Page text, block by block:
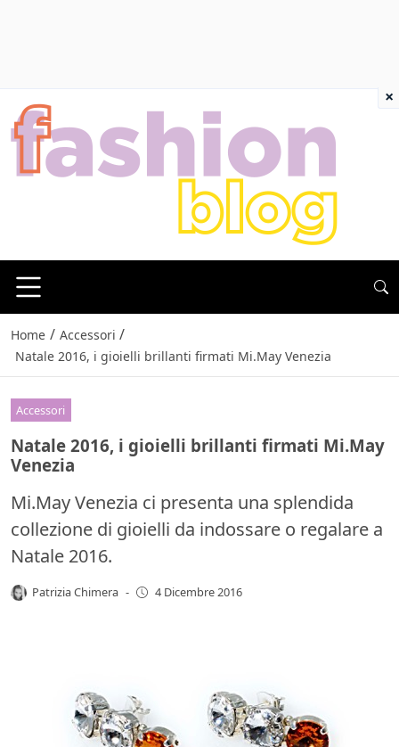
Home / Accessori /
Natale 2016, i gioielli brillanti firmati Mi.May Venezia
Accessori
Natale 2016, i gioielli brillanti firmati Mi.May
Venezia
Mi.May Venezia ci presenta una splendida
collezione di gioielli da indossare o regalare a
Natale 2016.
Patrizia Chimera - 4 Dicembre 2016
×